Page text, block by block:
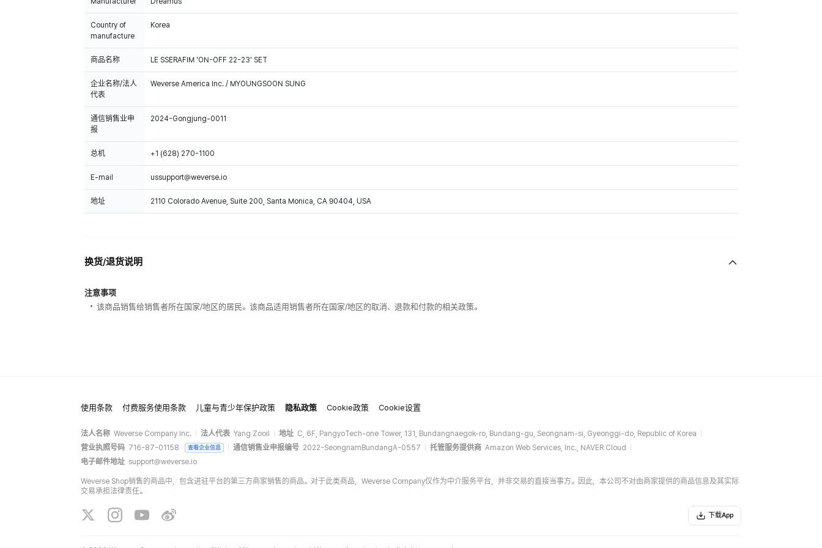
Country of
manufacture
Korea
商品名称 LE SSERAFIM 'ON-OFF 22-23' SET
企业名称/法人
代表
Weverse America Inc. / MYOUNGSOON SUNG
通信销售业申
报
2024-Gongjung-0011
总机 +1 (628) 270-1100
E-mail ussupport@weverse.io
地址 2110 Colorado Avenue, Suite 200, Santa Monica, CA 90404, USA
换货/退货说明
注意事项
该商品销售给销售者所在国家/地区的居民。该商品适用销售者所在国家/地区的取消、退款和付款的相关政策。
使用条款 付费服务使用条款 儿童与青少年保护政策 隐私政策 Cookie政策 Cookie设置
法人名称 Weverse Company Inc. 法人代表 Yang Zooil 地址 C, 6F, PangyoTech-one Tower, 131, Bundangnaegok-ro, Bundang-gu, Seongnam-si, Gyeonggi-do, Republic of Korea
营业执照号码 716-87-01158 查看企业信息 通信销售业申报编号 2022-SeongnamBundangA-0557 托管服务提供商 Amazon Web Services, Inc., NAVER Cloud
电子邮件地址 support@weverse.io
Weverse Shop销售的商品中，包含进驻平台的第三方商家销售的商品。对于此类商品，Weverse Company仅作为中介服务平台，并非交易的直接当事方。因此，本公司不对由商家提供的商品信息及其实际
交易承担法律责任。
下载App